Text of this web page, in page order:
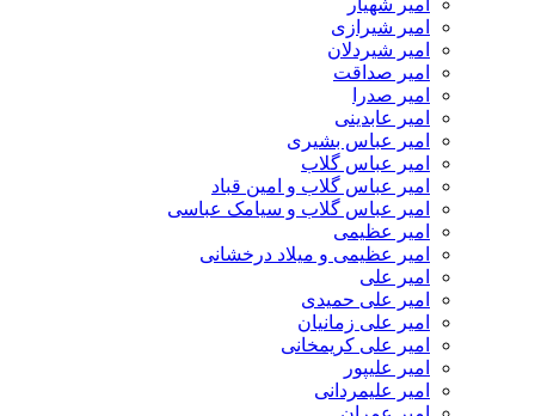
امیر شیرازی
امیر شیردلان
امیر صداقت
امیر صدرا
امیر عابدینی
امیر عباس بشیری
امیر عباس گلاب
امیر عباس گلاب و امین قباد
امیر عباس گلاب و سیامک عباسی
امیر عظیمی
امیر عظیمی و میلاد درخشانی
امیر علی
امیر علی حمیدی
امیر علی زمانیان
امیر علی کریمخانی
امیر علیپور
امیر علیمردانی